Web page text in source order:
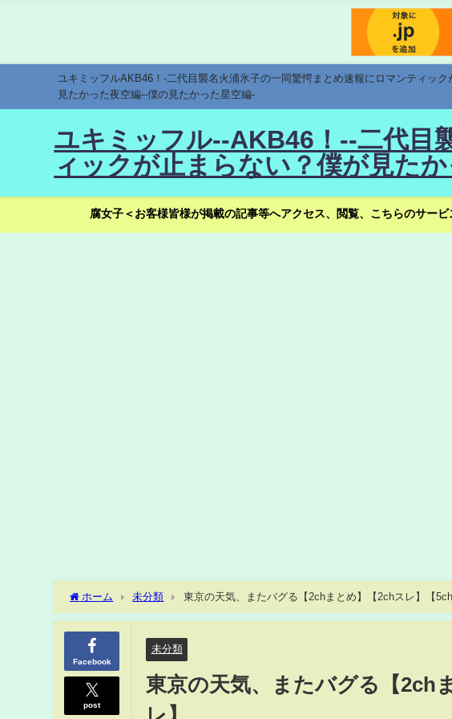
ユキミッフルAKB46！-二代目襲名火浦氷子の一同驚愕まとめ速報にロマンティッ
見たかった夜空編--僕の見たかった星空編-
ユキミッフル--AKB46！--二代目
ィックが止まらない？僕が見た
腐女子＜お客様皆様が掲載の記事等へアクセス、閲覧、こちらのサー
ホーム 未分類 東京の天気、またバグる【2chまとめ】【2chスレ】【5ch
Facebook
post
未分類
東京の天気、またバグる【2ch